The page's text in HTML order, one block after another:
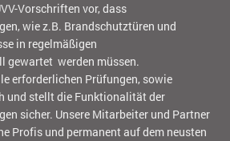
Vorschriften vor, dass
wie z.B. Brandschutztüren und
in regelmäßigen
gewartet werden müssen.
erforderlichen Prüfungen, sowie
und stellt die Funktionalität der
sicher. Unsere Mitarbeiter und Partner
Profis und permanent auf dem neusten